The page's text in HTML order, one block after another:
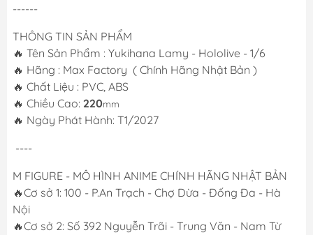
------
THÔNG TIN SẢN PHẨM
🔥 Tên Sản Phẩm : Yukihana Lamy - Hololive - 1/6
🔥 Hãng : Max Factory ( Chính Hãng Nhật Bản )
🔥 Chất Liệu : PVC, ABS
🔥 Chiều Cao: 220mm
🔥 Ngày Phát Hành: T1/2027
----
M FIGURE - MÔ HÌNH ANIME CHÍNH HÃNG NHẬT BẢN
🔥Cơ sở 1: 100 - P.An Trạch - Chợ Dừa - Đống Đa - Hà
Nội
🔥Cơ sở 2: Số 392 Nguyễn Trãi - Trung Văn - Nam Từ